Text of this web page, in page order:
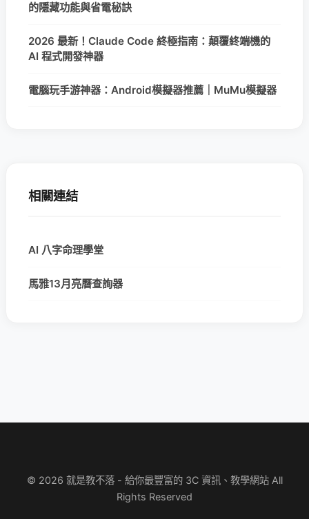
的隱藏功能與省電秘訣
2026 最新！Claude Code 終極指南：顛覆終端機的
AI 程式開發神器
電腦玩手游神器：Android模擬器推薦｜MuMu模擬器
相關連結
AI 八字命理學堂
馬雅13月亮曆查詢器
© 2026 就是教不落 - 給你最豐富的 3C 資訊、教學網站 All
Rights Reserved